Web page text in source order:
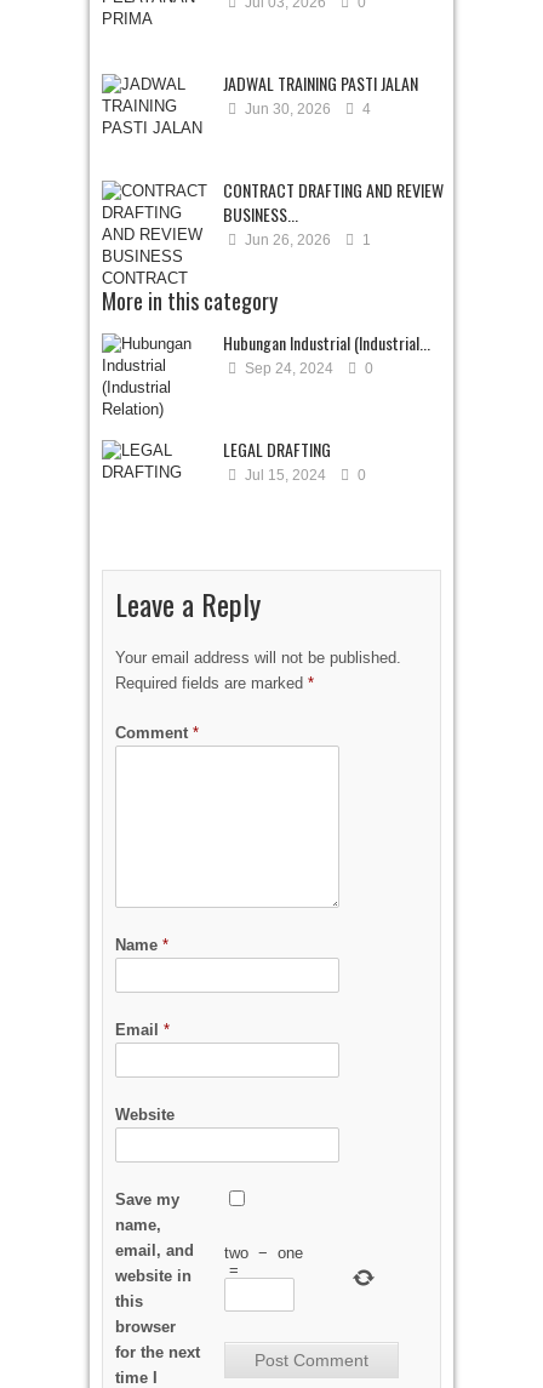
JADWAL TRAINING PASTI JALAN
Jun 30, 2026 4
CONTRACT DRAFTING AND REVIEW
BUSINESS...
Jun 26, 2026 1
More in this category
Hubungan Industrial (Industrial...
Sep 24, 2024 0
LEGAL DRAFTING
Jul 15, 2024 0
Leave a Reply
Your email address will not be published.
Required fields are marked *
Comment *
Name *
Email *
Website
Save my
name,
email, and
website in
this
browser
for the next
time I
two − one
=